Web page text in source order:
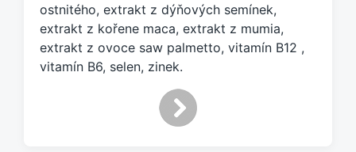
ostnitého, extrakt z dýňových semínek,
extrakt z kořene maca, extrakt z mumia,
extrakt z ovoce saw palmetto, vitamín B12 ,
vitamín B6, selen, zinek.